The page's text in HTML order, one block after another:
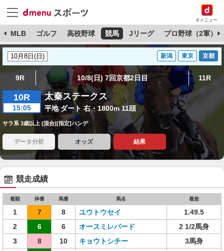
dメニュー
MLB ゴルフ 高校野球 競馬 Jリーグ プロ野球（2軍）
新潟 東京 京都
9R 10/8(日) 7回京都2日目 11R
10R
15:05
太秦ステークス
平地 ダート 右・1800m 11頭
サラ系 3歳以上 (混合)[指定]ハンデ
データ分析 オッズ 結果
競走成績
着順 枠番 馬番 馬名 着差
1 7 8 ユウトウセイ
1.49.5
2
6 6 オースミレパード
2 1/2馬身
3
8 10 キョウトシチー
3馬身